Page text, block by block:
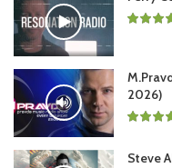
Понравился выпуск?
2026)
Steve